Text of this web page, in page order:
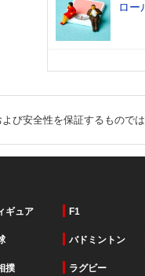
ロー
び安全性を保証するもので
ギュア F1
バドミントン
撲 ラグビー